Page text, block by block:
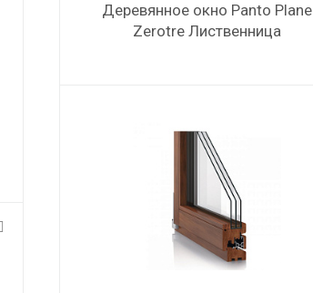
Деревянное окно Panto Plane
Zerotre Лиственница